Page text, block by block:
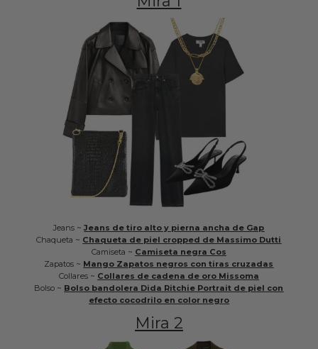
Jeans ~Jeans de tiro alto y pierna ancha de Gap
Chaqueta ~ Chaqueta de piel cropped de Massimo Dutti
Camiseta ~ Camiseta negra Cos
Zapatos ~ Mango Zapatos negros con tiras cruzadas
Collares ~ Collares de cadena de oro Missoma
Bolso ~ Bolso bandolera Dida Ritchie Portrait de piel con
efecto cocodrilo en color negro
Mira 2